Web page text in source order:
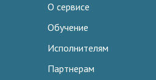
О сервисе
Обучение
Исполнителям
Партнерам